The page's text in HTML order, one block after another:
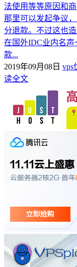
法使用等等原因和
那里可以发起争议
分退款。不过这也
在国外IDC业内名
款...
2019年09月08日 vps
读全文